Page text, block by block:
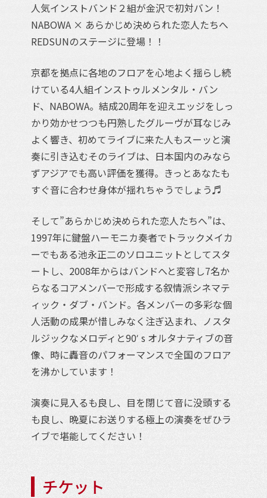
人気インストバンド２組が金沢で初対バン！
NABOWA × あらかじめ決められた恋人たちへ
REDSUNのステージに登場！！
京都を拠点に各地のフロアを心地よく揺らし続
けている4人組インストゥルメンタル・バン
ド、NABOWA。結成20周年を迎えエッジをしっ
かり効かせつつも円熟したグルーヴが耳なじみ
よく響き、初めてライブに来た人もスーッと演
奏に引き込むそのライブは、日本国内のみなら
ずアジアでも高い評価を獲得。きっとあなたも
すぐ音に合わせ身体が揺れちゃうでしょう♬
そして”あらかじめ決められた恋人たちへ”は、
1997年に鍵盤ハーモニカ奏者でトラックメイカ
ーでもある池永正二のソロユニットとしてスタ
ートし、2008年からはバンドへと変容し7名か
らなるコアメンバーで形成する叙情派シネマテ
ィック・ダブ・バンド。各メンバーの多彩な個
人活動の成果が惜しみなく注ぎ込まれ、ノスタ
ルジックなメロディと90ʼ s オルタナティブの音
像、時に轟音のパフォーマンスで全国のフロア
を沸かしています！
演奏に見入るも良し、目を閉じて音に没頭する
も良し、晩夏にお送りする極上の演奏をぜひラ
イブで堪能してください！
チケット